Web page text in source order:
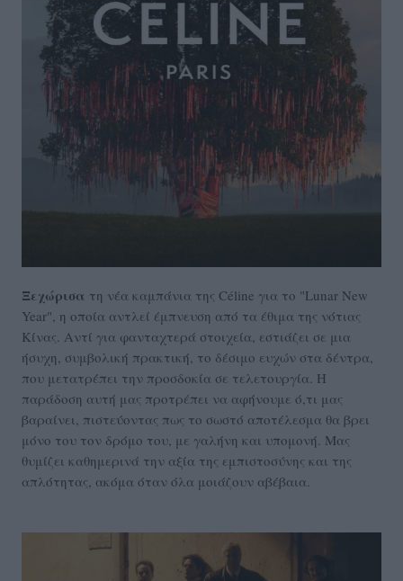
Ξεχώρισα τη νέα καμπάνια της Céline για το "Lunar New
Year", η οποία αντλεί έμπνευση από τα έθιμα της νότιας
Κίνας. Αντί για φανταχτερά στοιχεία, εστιάζει σε μια
ήσυχη, συμβολική πρακτική, το δέσιμο ευχών στα δέντρα,
που μετατρέπει την προσδοκία σε τελετουργία. Η
παράδοση αυτή μας προτρέπει να αφήνουμε ό,τι μας
βαραίνει, πιστεύοντας πως το σωστό αποτέλεσμα θα βρει
μόνο του τον δρόμο του, με γαλήνη και υπομονή. Μας
θυμίζει καθημερινά την αξία της εμπιστοσύνης και της
απλότητας, ακόμα όταν όλα μοιάζουν αβέβαια.